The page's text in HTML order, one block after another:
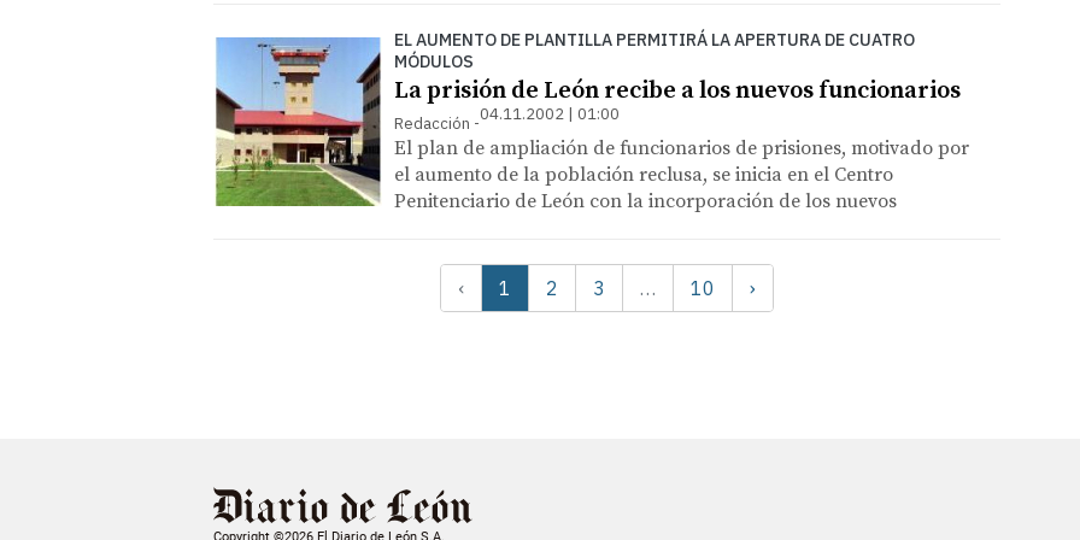
EL AUMENTO DE PLANTILLA PERMITIRÁ LA APERTURA DE CUATRO
MÓDULOS
La prisión de León recibe a los nuevos funcionarios
Redacción 04.11.2002 | 01:00
El plan de ampliación de funcionarios de prisiones, motivado por
el aumento de la población reclusa, se inicia en el Centro
Penitenciario de León con la incorporación de los nuevos
‹ 1 2 3 … 10 ›
Copyright ©2026 El Diario de León S.A.